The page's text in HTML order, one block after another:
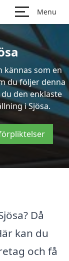
Menu
kännas som en
du följer denna
den enklaste
i Sjösa.
Då
kan du
och få